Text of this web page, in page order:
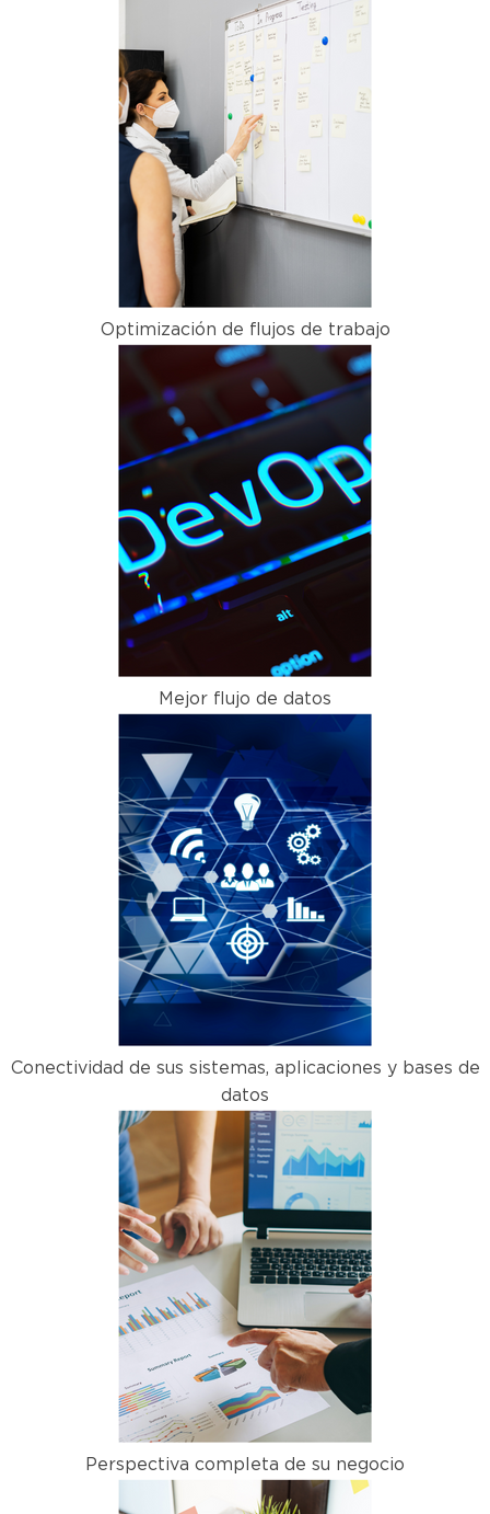
Optimización de flujos de trabajo
Mejor flujo de datos
Conectividad de sus sistemas, aplicaciones y bases de
datos
Perspectiva completa de su negocio